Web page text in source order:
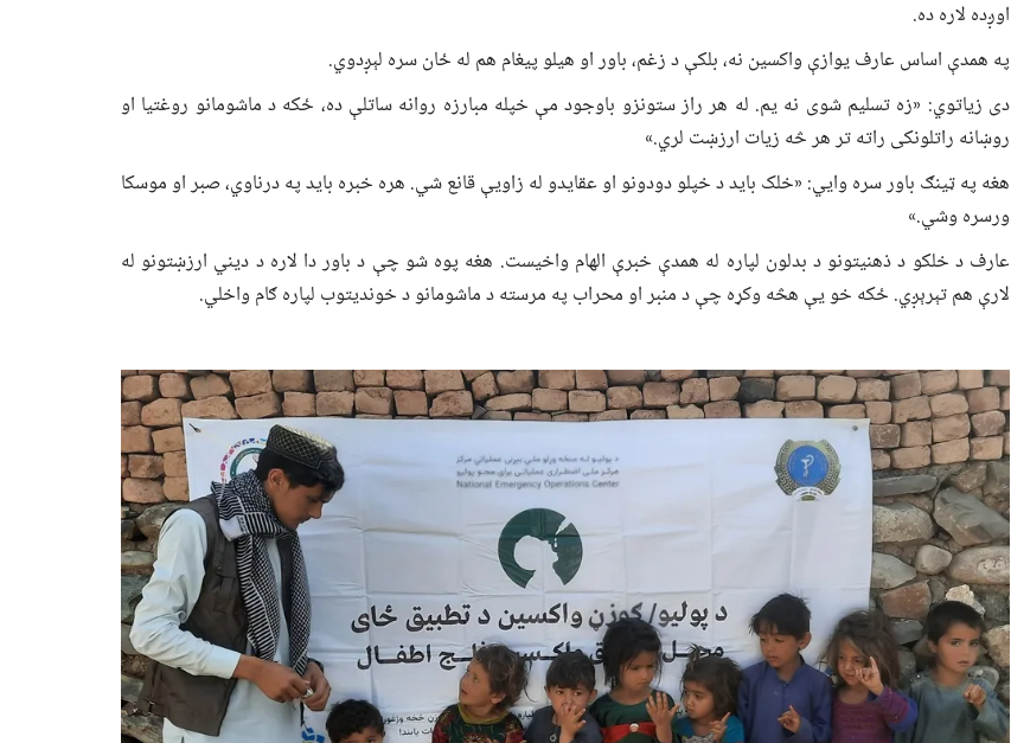
اوږده لاره ده.
په همدې اساس عارف یوازې واکسین نه، بلکې د زغم، باور او هیلو پیغام هم له ځان سره لېږدوي.
دی زیاتوي: «زه تسلیم شوی نه یم. له هر راز ستونزو باوجود مې خپله مبارزه روانه ساتلې ده، ځکه د ماشومانو روغتیا او
روښانه راتلونکی راته تر هر څه زیات ارزښت لري.»
هغه په ټینګ باور سره وايي: «خلک باید د خپلو دودونو او عقایدو له زاویې قانع شي. هره خبره باید په درناوي، صبر او موسکا
ورسره وشي.»
عارف د خلکو د ذهنیتونو د بدلون لپاره له همدې خبرې الهام واخیست. هغه پوه شو چې د باور دا لاره د دیني ارزښتونو له
لارې هم تېرېږي. ځکه خو یې هڅه وکړه چې د منبر او محراب په مرسته د ماشومانو د خوندیتوب لپاره ګام واخلي.